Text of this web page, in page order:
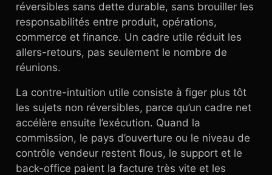
réversibles sans dette durable, sans brouiller les
responsabilités entre produit, opérations,
commerce et finance. Un cadre utile réduit les
allers-retours, pas seulement le nombre de
réunions.
La contre-intuition utile consiste à figer plus tôt
les sujets non réversibles, parce qu’un cadre net
accélère ensuite l’exécution. Quand la
commission, le pays d’ouverture ou le niveau de
contrôle vendeur restent flous, le support et le
back-office paient la facture très vite et les